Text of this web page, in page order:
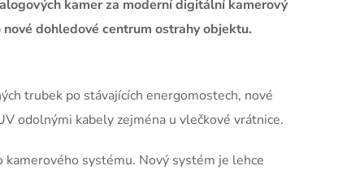
kamer za moderní digitální kamerový
dohledové centrum ostrahy objektu.
trubek po stávajících energomostech, nové
odolnými kabely zejména u vlečkové vrátnice.
systému. Nový systém je lehce